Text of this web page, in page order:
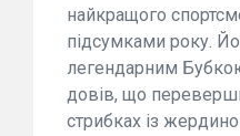
найкращого
підсумками року.
легендарним
довів, що
стрибках із